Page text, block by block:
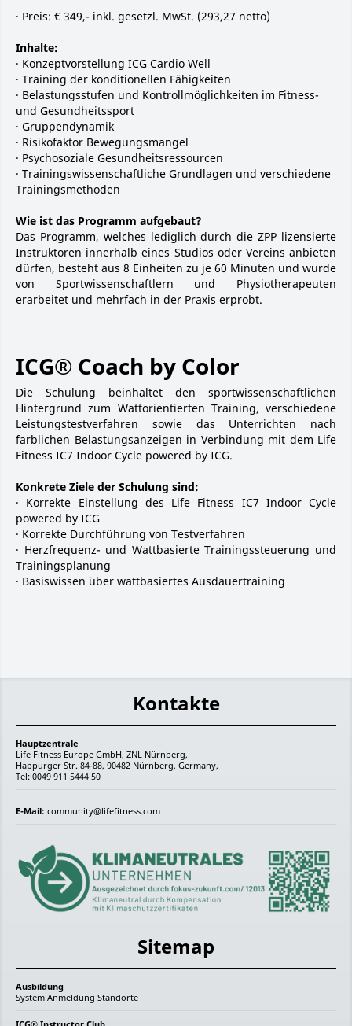
· Preis: € 349,- inkl. gesetzl. MwSt. (293,27 netto)
Inhalte:
· Konzeptvorstellung ICG Cardio Well
· Training der konditionellen Fähigkeiten
· Belastungsstufen und Kontrollmöglichkeiten im Fitness-
und Gesundheitssport
· Gruppendynamik
· Risikofaktor Bewegungsmangel
· Psychosoziale Gesundheitsressourcen
· Trainingswissenschaftliche Grundlagen und verschiedene
Trainingsmethoden
Wie ist das Programm aufgebaut?
Das Programm, welches lediglich durch die ZPP lizensierte
Instruktoren innerhalb eines Studios oder Vereins anbieten
dürfen, besteht aus 8 Einheiten zu je 60 Minuten und wurde
von Sportwissenschaftlern und Physiotherapeuten
erarbeitet und mehrfach in der Praxis erprobt.
ICG® Coach by Color
Die Schulung beinhaltet den sportwissenschaftlichen
Hintergrund zum Wattorientierten Training, verschiedene
Leistungstestverfahren sowie das Unterrichten nach
farblichen Belastungsanzeigen in Verbindung mit dem Life
Fitness IC7 Indoor Cycle powered by ICG.
Konkrete Ziele der Schulung sind:
· Korrekte Einstellung des Life Fitness IC7 Indoor Cycle
powered by ICG
· Korrekte Durchführung von Testverfahren
· Herzfrequenz- und Wattbasierte Trainingssteuerung und
Trainingsplanung
· Basiswissen über wattbasiertes Ausdauertraining
Kontakte
Hauptzentrale
Life Fitness Europe GmbH, ZNL Nürnberg,
Happurger Str. 84-88, 90482 Nürnberg, Germany,
Tel: 0049 911 5444 50
E-Mail: community@lifefitness.com
Sitemap
Ausbildung
System Anmeldung Standorte